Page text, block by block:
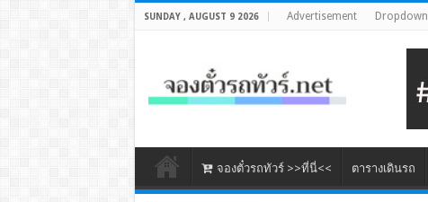
SUNDAY , AUGUST 9 2026 Advertisement Dropdown
จองตั๋วรถทัวร์ >>ที่นี่<< ตารางเดินรถ